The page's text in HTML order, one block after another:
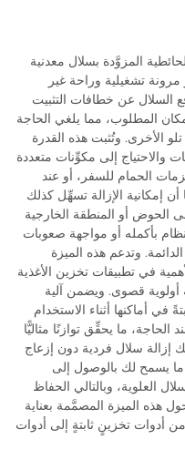
المزوَّدة بسلال معدنية
تشغيلية وراحة غير
عن خطافات التثبيت
المطلوب، مما يلغي الحاجة
الأخرى. وتُثبت هذه القدرة
والاحتياج إلى مكوِّنات متعددة
الحمام للسفر، أو عند
إمكانية الإزالة تسهِّل كذلك
الحوض أو المنطقة الخارجية
بأكمله أو مواجهة صعوبات
وتدعم هذه الميزة
في تطبيقات تخزين الأغذية
قصوى. ويضمن آلية
في أماكنها أثناء الاستخدام
الحاجة، ما يحقِّق توازنًا مثاليًّا
إزالة سلال فردية دون إزعاج
ما يسمح لك بالوصول إلى
العلوية، وبالتالي الحفاظ
هذه الميزة المصمَّمة بعناية
أدوات تخزينٍ ثابتةٍ إلى أدوات